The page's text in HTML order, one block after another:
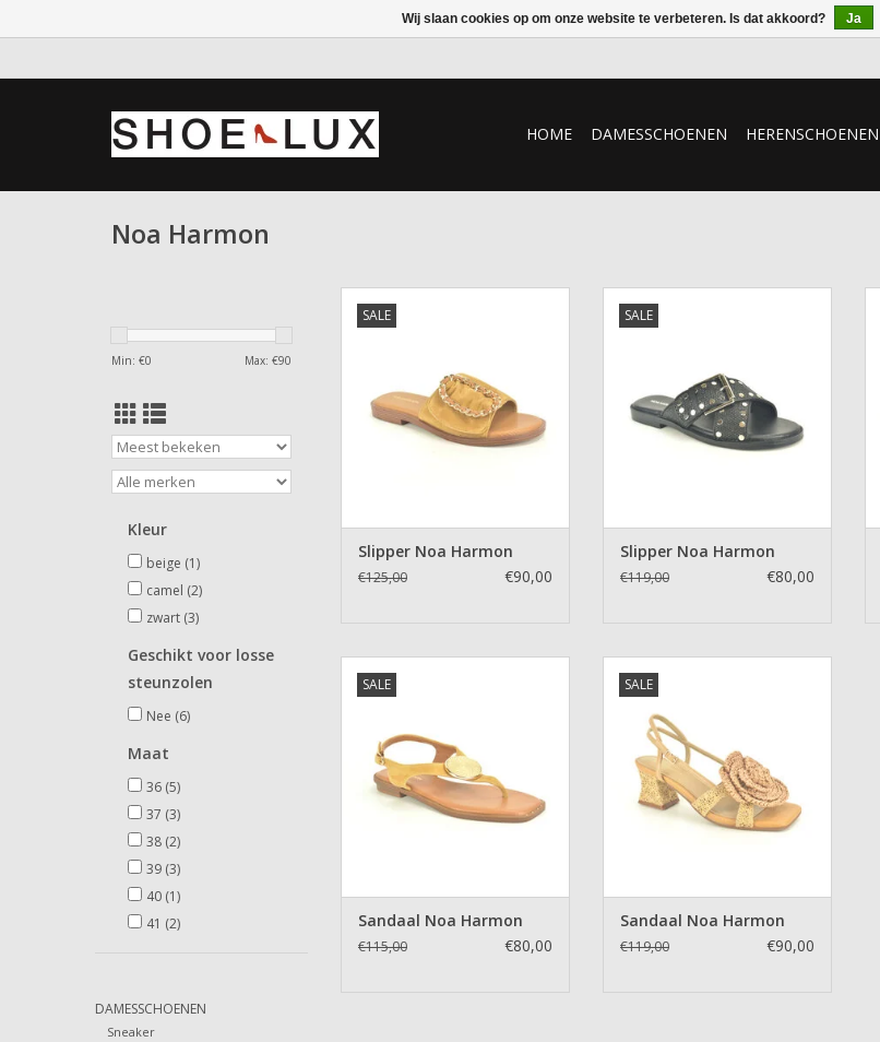
HOME DAMESSCHOENEN HERENSCHOENEN
Noa Harmon
Min: €0 Max: €90
Kleur
beige (1)
camel (2)
zwart (3)
Geschikt voor losse
steunzolen
Nee (6)
Maat
36 (5)
37 (3)
38 (2)
39 (3)
40 (1)
41 (2)
DAMESSCHOENEN
Sneaker
SALE
TOEVOEGEN AAN WINKELWAGEN
Slipper Noa Harmon
€125,00 €90,00
SALE
TOEVOEGEN AAN WINKELWAGEN
Slipper Noa Harmon
€119,00 €80,00
SALE
TOEVOEGEN AAN WINKELWAGEN
Sandaal Noa Harmon
€115,00 €80,00
SALE
TOEVOEGEN AAN WINKELWAGEN
Sandaal Noa Harmon
€119,00 €90,00
Wij slaan cookies op om onze website te verbeteren. Is dat akkoord? Ja